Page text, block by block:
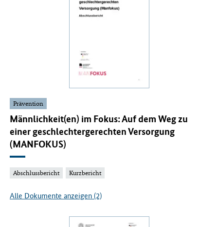
Prävention
Männlichkeit(en) im Fokus: Auf dem Weg zu
einer geschlechtergerechten Versorgung
(MANFOKUS)
Abschlussbericht Kurzbericht
Alle Dokumente anzeigen (2)